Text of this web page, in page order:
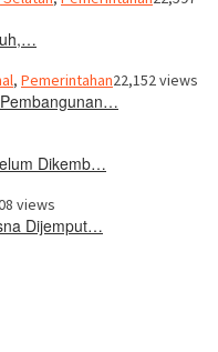
, Pemerintahan22,152 views
Dikemb…
views
Dijemput…